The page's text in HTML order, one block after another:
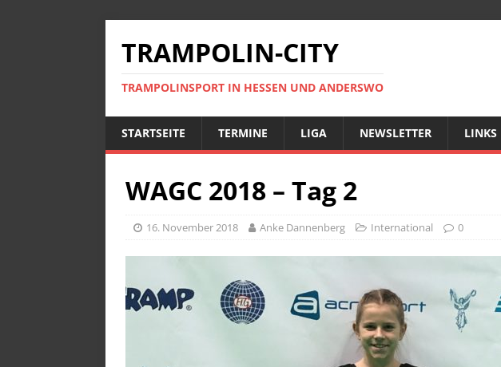
TRAMPOLIN-CITY
TRAMPOLINSPORT IN HESSEN UND ANDERSWO
STARTSEITE TERMINE LIGA NEWSLETTER LINKS
WAGC 2018 – Tag 2
16. November 2018 Anke Dannenberg International 0